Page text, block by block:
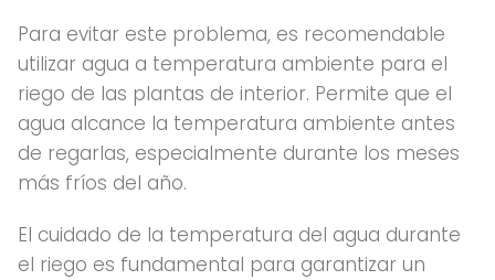
Para evitar este problema, es recomendable
utilizar agua a temperatura ambiente para el
riego de las plantas de interior. Permite que el
agua alcance la temperatura ambiente antes
de regarlas, especialmente durante los meses
más fríos del año.
El cuidado de la temperatura del agua durante
el riego es fundamental para garantizar un